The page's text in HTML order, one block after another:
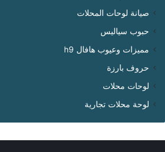
صيانة لوحات المحلات
حبوب سياليس
مميزات وعيوب هافال h9
حروف بارزة
لوحات محلات
لوحة محلات تجارية